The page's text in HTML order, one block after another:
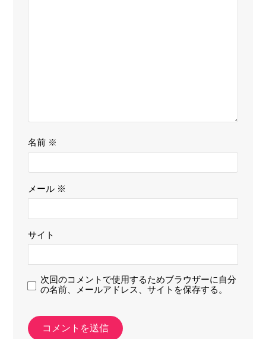
名前 ※
メール ※
サイト
次回のコメントで使用するためブラウザーに自分
の名前、メールアドレス、サイトを保存する。